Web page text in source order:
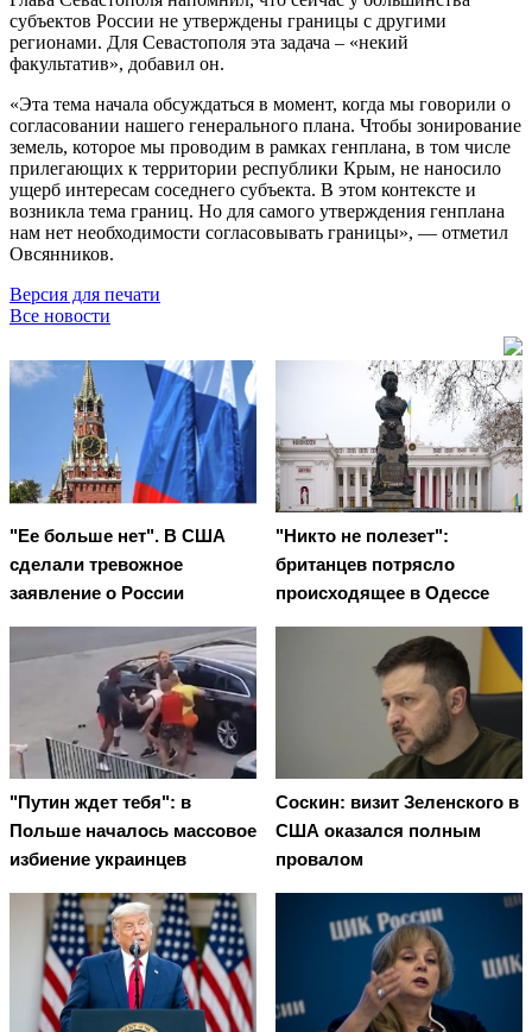
субъектов России не утверждены границы с другими
регионами. Для Севастополя эта задача – «некий
факультатив», добавил он.
«Эта тема начала обсуждаться в момент, когда мы говорили о
согласовании нашего генерального плана. Чтобы зонирование
земель, которое мы проводим в рамках генплана, в том числе
прилегающих к территории республики Крым, не наносило
ущерб интересам соседнего субъекта. В этом контексте и
возникла тема границ. Но для самого утверждения генплана
нам нет необходимости согласовывать границы», — отметил
Овсянников.
Версия для печати
Все новости
"Ее больше нет". В США
сделали тревожное
заявление о России
"Никто не полезет":
британцев потрясло
происходящее в Одессе
"Путин ждет тебя": в
Польше началось массовое
избиение украинцев
Соскин: визит Зеленского в
США оказался полным
провалом